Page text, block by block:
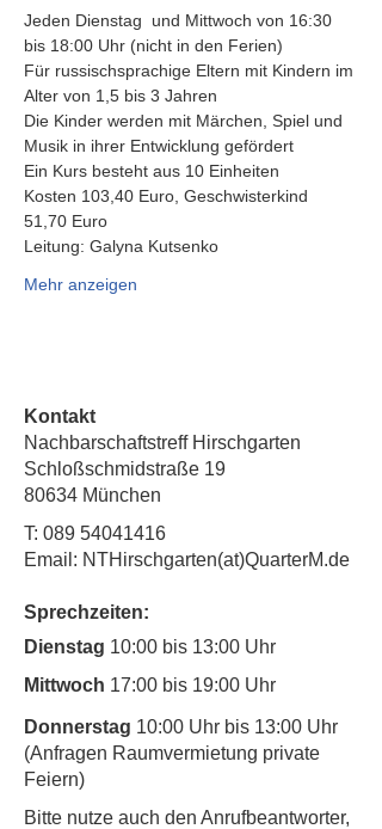
Jeden Dienstag  und Mittwoch von 16:30
bis 18:00 Uhr (nicht in den Ferien)
Für russischsprachige Eltern mit Kindern im
Alter von 1,5 bis 3 Jahren
Die Kinder werden mit Märchen, Spiel und
Musik in ihrer Entwicklung gefördert
Ein Kurs besteht aus 10 Einheiten
Kosten 103,40 Euro, Geschwisterkind
51,70 Euro
Leitung: Galyna Kutsenko
Mehr anzeigen
Kontakt
Nachbarschaftstreff Hirschgarten
Schloßschmidstraße 19
80634 München
T: 089 54041416
Email: NTHirschgarten(at)QuarterM.de
Sprechzeiten:
Dienstag 10:00 bis 13:00 Uhr
Mittwoch 17:00 bis 19:00 Uhr
Donnerstag 10:00 Uhr bis 13:00 Uhr
(Anfragen Raumvermietung private
Feiern)
​Bitte nutze auch den Anrufbeantworter,